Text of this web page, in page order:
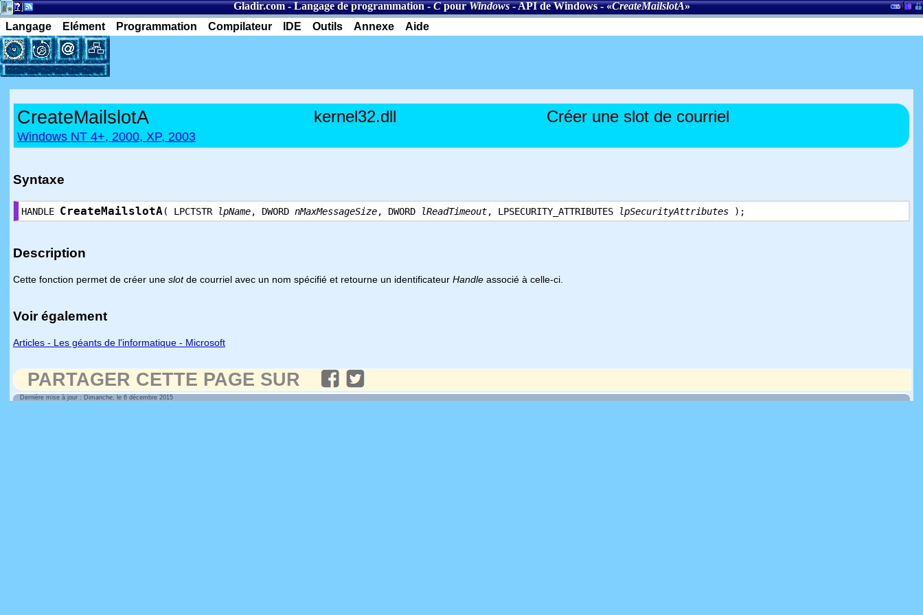
Gladir.com-Langage de programmation-CpourWindows-API de Windows- «CreateMailslotA»
Langage
Elément Programmation Compilateur IDE Outils Annexe Aide
CreateMailslotA kernel32.dll Créer une slot de courriel
Windows NT 4+, 2000, XP, 2003
Syntaxe
HANDLE CreateMailslotA( LPCTSTR lpName, DWORD nMaxMessageSize, DWORD lReadTimeout, LPSECURITY_ATTRIBUTES lpSecurityAttributes );
Description
Cette fonction permet de créer une slotde courriel avec un nom spécifié et retourne un identificateur Handle associé à celle-ci.
Voir également
Articles - Les géants de l'informatique - Microsoft
PARTAGER CETTE PAGE SUR
Dernière mise à jour : Dimanche, le 6 décembre 2015